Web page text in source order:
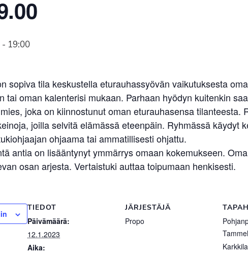
- 19:00
sopiva tila keskustella eturauhassyövän vaikutuksesta
tai oman kalenterisi mukaan. Parhaan hyödyn kuitenkin
joka on kiinnostunut oman eturauhasensa tilanteesta.
joilla selvitä elämässä eteenpäin. Ryhmässä käydyt
ohjaama tai ammatillisesti ohjattu.
antia on lisääntynyt ymmärrys omaan kokemukseen.
osan arjesta. Vertaistuki auttaa toipumaan henkisesti.
TIEDOT
Päivämäärä:
12.1.2023
Aika:
JÄRJESTÄJÄ
Propo
Karkkila